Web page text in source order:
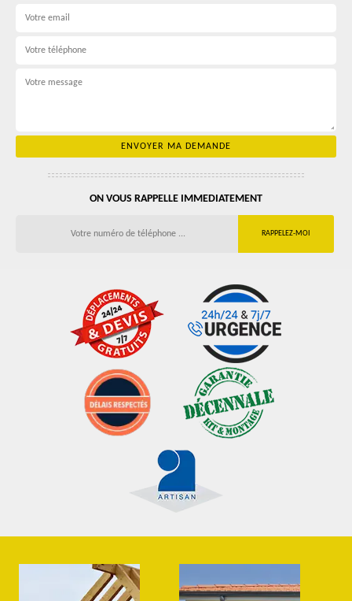
ON VOUS RAPPELLE IMMEDIATEMENT